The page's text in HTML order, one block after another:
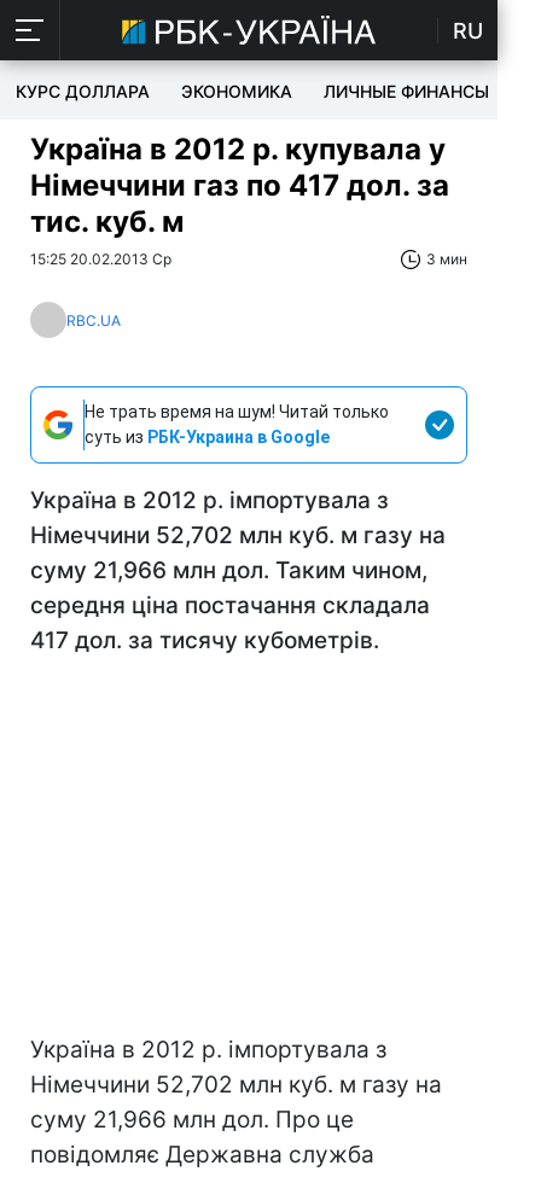
RU
КУРС ДОЛЛАРА ЭКОНОМИКА ЛИЧНЫЕ ФИНАНСЫ
Україна в 2012 р. купувала у
Німеччини газ по 417 дол. за
тис. куб. м
15:25 20.02.2013 Ср 3 мин
RBC.UA
Не трать время на шум! Читай только
суть из РБК-Украина в Google
Україна в 2012 р. імпортувала з
Німеччини 52,702 млн куб. м газу на
суму 21,966 млн дол. Таким чином,
середня ціна постачання складала
417 дол. за тисячу кубометрів.
Україна в 2012 р. імпортувала з
Німеччини 52,702 млн куб. м газу на
суму 21,966 млн дол. Про це
повідомляє Державна служба